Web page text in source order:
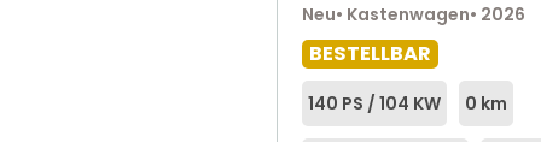
Neu• Kastenwagen• 2026
BESTELLBAR
140 PS / 104 KW 0 km